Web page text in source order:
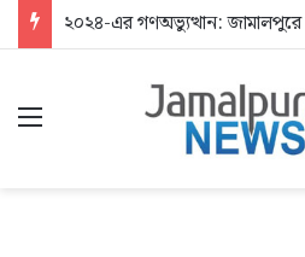
২০২৪-এর গণঅভ্যুত্থান:
Menu